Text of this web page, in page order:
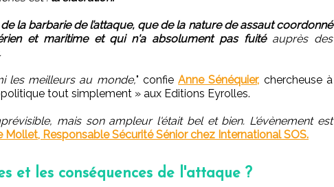
la barbarie de l’attaque, que de la nature de assaut coordonné
et maritime et qui n'a absolument pas fuitéauprès des
les meilleurs au monde," confieAnne Sénéquier, chercheuse à
tout simplement » aux Editions Eyrolles.
mais son ampleur l'était bel et bien. L'évènement est
Mollet, Responsable Sécurité Sénior chez International SOS.
et les conséquences de l'attaque ?